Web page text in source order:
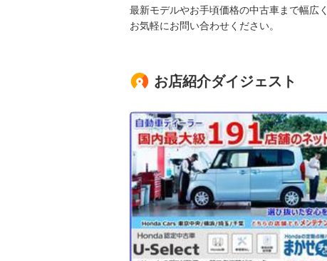
最新モデルやお手頃価格の中古車まで幅広
お気軽にお問い合わせください。
お店紹介ダイジェスト